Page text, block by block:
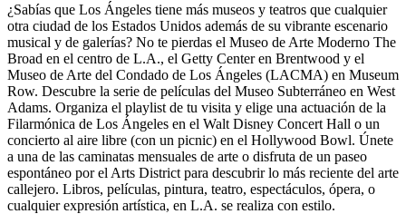
¿Sabías que Los Ángeles tiene más museos y teatros que cualquier
otra ciudad de los Estados Unidos además de su vibrante escenario
musical y de galerías? No te pierdas el Museo de Arte Moderno The
Broad en el centro de L.A., el Getty Center en Brentwood y el
Museo de Arte del Condado de Los Ángeles (LACMA) en Museum
Row. Descubre la serie de películas del Museo Subterráneo en West
Adams. Organiza el playlist de tu visita y elige una actuación de la
Filarmónica de Los Ángeles en el Walt Disney Concert Hall o un
concierto al aire libre (con un picnic) en el Hollywood Bowl. Únete
a una de las caminatas mensuales de arte o disfruta de un paseo
espontáneo por el Arts District para descubrir lo más reciente del arte
callejero. Libros, películas, pintura, teatro, espectáculos, ópera, o
cualquier expresión artística, en L.A. se realiza con estilo.